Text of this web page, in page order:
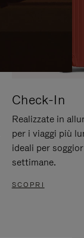
Check-In
Realizzate in
per i viaggi più
ideali per
settimane.
SCOPRI